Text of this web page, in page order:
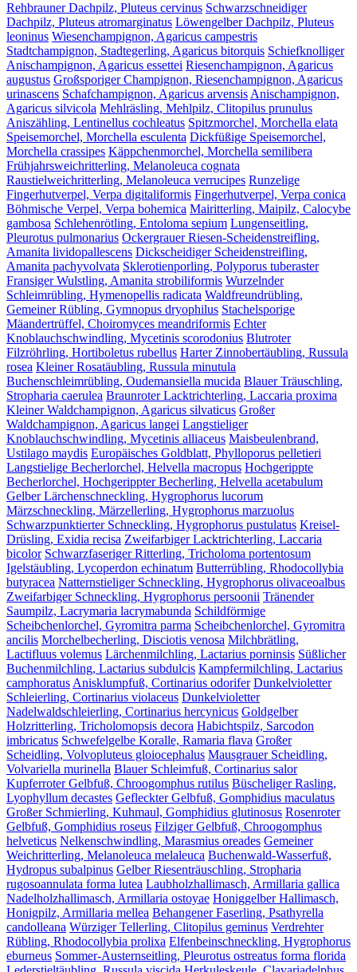
Rehbrauner Dachpilz, Pluteus cervinus Schwarzschneidiger
Dachpilz, Pluteus atromarginatus Löwengelber Dachpilz, Pluteus
leoninus Wiesenchampignon, Agaricus campestris
Stadtchampignon, Stadtegerling, Agaricus bitorquis Schiefknolliger
Anischampignon, Agaricus essettei Riesenchampignon, Agaricus
augustus Großsporiger Champignon, Riesenchampignon, Agaricus
urinascens Schafchampignon, Agaricus arvensisAnischampignon,
Agaricus silvicola Mehlräsling, Mehlpilz, Clitopilus prunulus
Aniszähling, Lentinellus cochleatus Spitzmorchel, Morchella elata
Speisemorchel, Morchella esculenta Dickfüßige Speisemorchel,
Morchella crassipes Käppchenmorchel, Morchella semilibera
Frühjahrsweichritterling, Melanoleuca cognata
Raustielweichritterling, Melanoleuca verrucipes Runzelige
Fingerhutverpel, Verpa digitaliformis Fingerhutverpel, Verpa conica
Böhmische Verpel, Verpa bohemica Mairitterling, Maipilz, Calocybe
gambosa Schlehenrötling, Entoloma sepium Lungenseitling,
Pleurotus pulmonarius Ockergrauer Riesen-Scheidenstreifling,
Amanita lividopallescens Dickscheidiger Scheidenstreifling,
Amanita pachyvolvata Sklerotienporling, Polyporus tuberaster
Fransiger Wulstling, Amanita strobiliformis Wurzelnder
Schleimrübling, Hymenopellis radicata Waldfreundrübling,
Gemeiner Rübling, Gymnopus dryophilus Stachelsporige
Mäandertrüffel, Choiromyces meandriformis Echter
Knoblauchschwindling, Mycetinis scorodonius Blutroter
Filzröhrling, Hortiboletus rubellus Harter Zinnobertäubling, Russula
rosea Kleiner Rosatäubling, Russula minutula
Buchenschleimrübling, Oudemansiella mucida Blauer Träuschling,
Stropharia caerulea Braunroter Lacktrichterling, Laccaria proxima
Kleiner Waldchampignon, Agaricus silvaticus Großer
Waldchampignon, Agaricus langei Langstieliger
Knoblauchschwindling, Mycetinis alliaceus Maisbeulenbrand,
Ustilago maydis Europäisches Goldblatt, Phylloporus pelletieri
Langstielige Becherlorchel, Helvella macropus Hochgerippte
Becherlorchel, Hochgerippter Becherling, Helvella acetabulum
Gelber Lärchenschneckling, Hygrophorus lucorum
Märzschneckling, Märzellerling, Hygrophorus marzuolus
Schwarzpunktierter Schneckling, Hygrophorus pustulatus Kreisel-
Drüsling, Exidia recisa Zweifarbiger Lacktrichterling, Laccaria
bicolor Schwarzfaseriger Ritterling, Tricholoma portentosum
Igelstäubling, Lycoperdon echinatum Butterrübling, Rhodocollybia
butyracea Natternstieliger Schneckling, Hygrophorus olivaceoalbus
Zweifarbiger Schneckling, Hygrophorus persoonii Tränender
Saumpilz, Lacrymaria lacrymabunda Schildförmige
Scheibchenlorchel, Gyromitra parma Scheibchenlorchel, Gyromitra
ancilis Morchelbecherling, Disciotis venosa Milchbrätling,
Lactifluus volemus Lärchenmilchling, Lactarius porninsis Süßlicher
Buchenmilchling, Lactarius subdulcis Kampfermilchling, Lactarius
camphoratusAnisklumpfuß, Cortinarius odorifer Dunkelvioletter
Schleierling, Cortinarius violaceus Dunkelvioletter
Nadelwaldschleierling, Cortinarius hercynicus Goldgelber
Holzritterling, Tricholomopsis decora Habichtspilz, Sarcodon
imbricatus Schwefelgelbe Koralle, Ramaria flava Großer
Scheidling, Volvopluteus gloiocephalus Mausgrauer Scheidling,
Volvariella murinella Blauer Schleimfuß, Cortinarius salor
Kupferroter Gelbfuß, Chroogomphus rutilus Büscheliger Rasling,
Lyophyllum decastes Gefleckter Gelbfuß, Gomphidius maculatus
Großer Schmierling, Kuhmaul, Gomphidius glutinosus Rosenroter
Gelbfuß, Gomphidius roseus Filziger Gelbfuß, Chroogomphus
helveticus Nelkenschwindling, Marasmius oreades Gemeiner
Weichritterling, Melanoleuca melaleuca Buchenwald-Wasserfuß,
Hydropus subalpinus Gelber Riesenträuschling, Stropharia
rugosoannulata forma lutea Laubholzhallimasch, Armillaria gallica
Nadelholzhallimasch, Armillaria ostoyae Honiggelber Hallimasch,
Honigpilz, Armillaria mellea Behangener Faserling, Psathyrella
candolleana Würziger Tellerling, Clitopilus geminus Verdrehter
Rübling, Rhodocollybia prolixa Elfenbeinschneckling, Hygrophorus
eburneus Sommer-Austernseitling, Pleurotus ostreatus forma florida